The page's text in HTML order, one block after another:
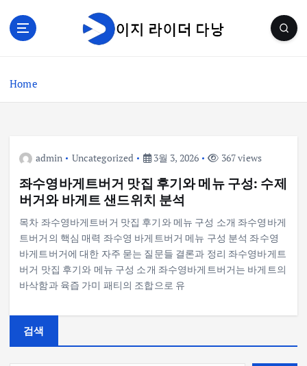
c
Home
admin Uncategorized 3월 3, 2026 367 views
좌수영바게트버거 맛집 후기와 메뉴 구성: 수제
버거와 바게트 샌드위치 분석
목차 좌수영바게트버거 맛집 후기와 메뉴 구성 소개 좌수영바게
트버거의 핵심 매력 좌수영 바게트버거 메뉴 구성 분석 좌수영
바게트버거에 대한 자주 묻는 질문들 결론과 정리 좌수영바게트
버거 맛집 후기와 메뉴 구성 소개 좌수영바게트버거는 바게트의
바삭함과 육즙 가미 패티의 조합으로 유
검색